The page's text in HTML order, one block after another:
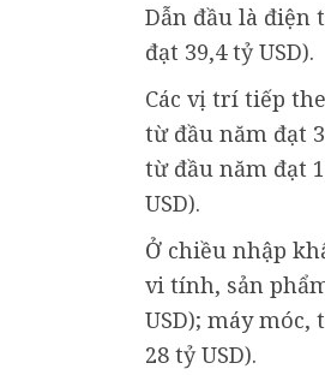
Dẫn đầu là điện
đạt 39,4 tỷ USD).
Các vị trí tiếp
từ đầu năm đạt
từ đầu năm đạt
USD).
Ở chiều nhập
vi tính, sản
USD); máy
28 tỷ USD).